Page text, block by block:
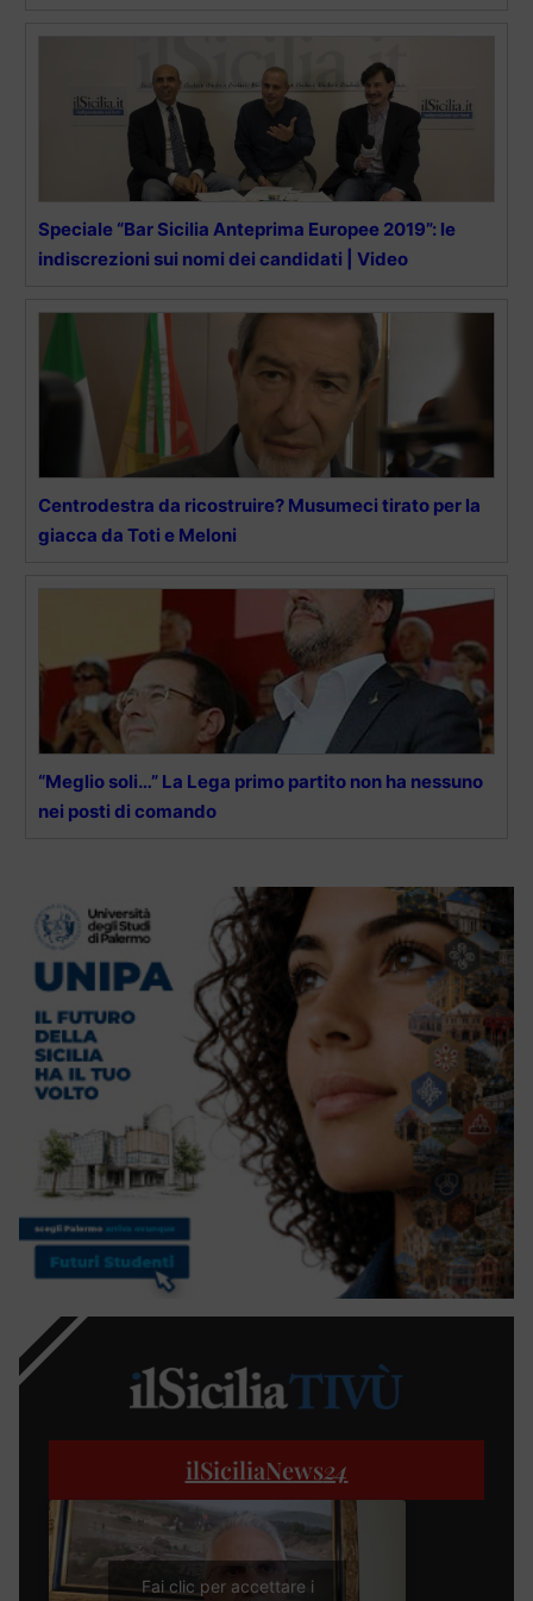
Speciale “Bar Sicilia Anteprima Europee 2019”: le
indiscrezioni sui nomi dei candidati | Video
Centrodestra da ricostruire? Musumeci tirato per la
giacca da Toti e Meloni
“Meglio soli…” La Lega primo partito non ha nessuno
nei posti di comando
ilSiciliaNews24
Fai clic per accettare i